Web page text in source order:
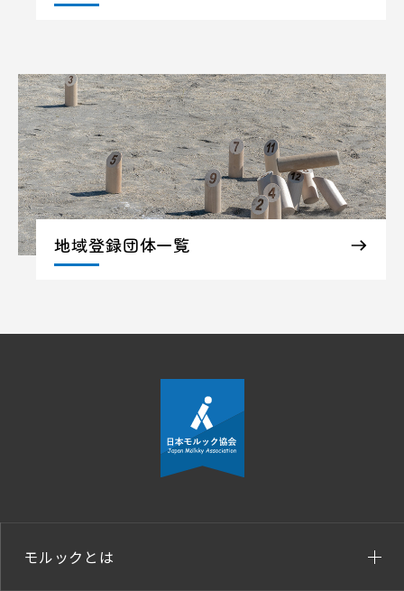
地域登録団体一覧
モルックとは